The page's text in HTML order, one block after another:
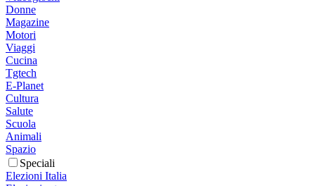
Donne
Magazine
Motori
Viaggi
Cucina
Tgtech
E-Planet
Cultura
Salute
Scuola
Animali
Spazio
Speciali
Elezioni Italia